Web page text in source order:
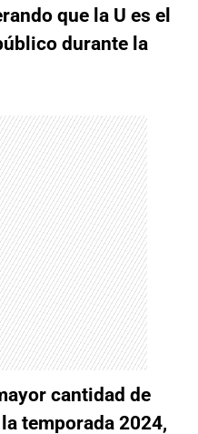
que la U es el
durante la
cantidad de
temporada 2024,